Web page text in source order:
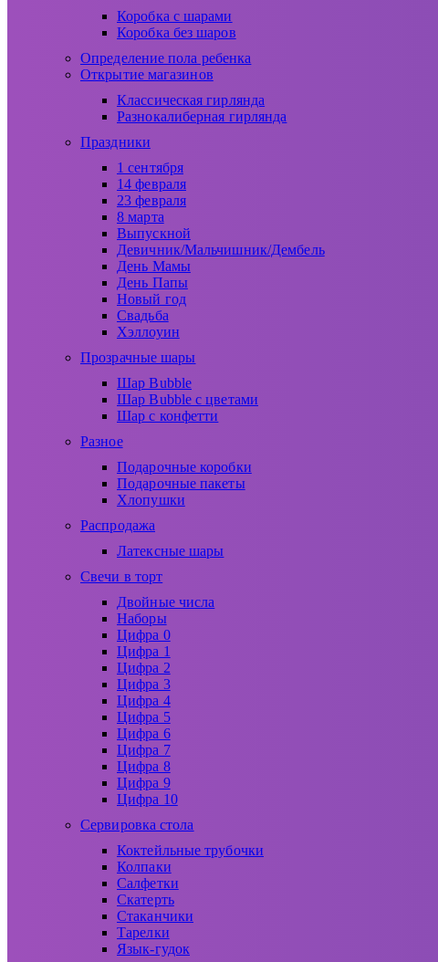
Коробка с шарами
Коробка без шаров
Определение пола ребенка
Открытие магазинов
Классическая гирлянда
Разнокалиберная гирлянда
Праздники
1 сентября
14 февраля
23 февраля
8 марта
Выпускной
Девичник/Мальчишник/Дембель
День Мамы
День Папы
Новый год
Свадьба
Хэллоуин
Прозрачные шары
Шар Bubble
Шар Bubble с цветами
Шар с конфетти
Разное
Подарочные коробки
Подарочные пакеты
Хлопушки
Распродажа
Латексные шары
Свечи в торт
Двойные числа
Наборы
Цифра 0
Цифра 1
Цифра 2
Цифра 3
Цифра 4
Цифра 5
Цифра 6
Цифра 7
Цифра 8
Цифра 9
Цифра 10
Сервировка стола
Коктейльные трубочки
Колпаки
Салфетки
Скатерть
Стаканчики
Тарелки
Язык-гудок